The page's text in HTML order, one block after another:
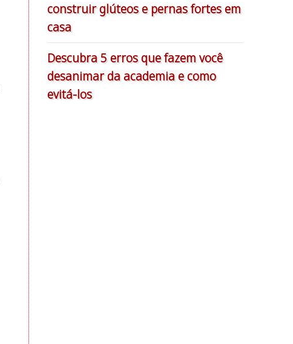
construir glúteos e pernas fortes em
casa
Descubra 5 erros que fazem você
desanimar da academia e como
evitá-los